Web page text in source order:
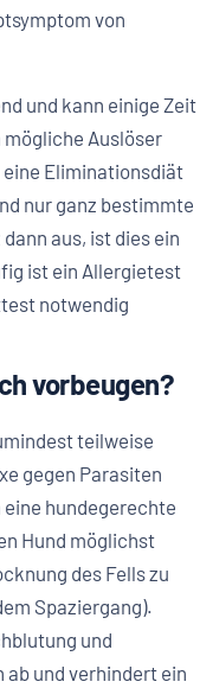
von
und kann einige Zeit
mögliche Auslöser
Eliminationsdiät
nur ganz bestimmte
aus, ist dies ein
ist ein Allergietest
notwendig
vorbeugen?
teilweise
gegen Parasiten
hundegerechte
Hund möglichst
des Fells zu
Spaziergang).
und
und verhindert ein